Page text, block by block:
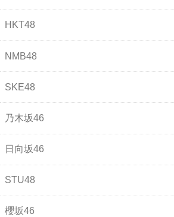
HKT48
NMB48
SKE48
乃木坂46
日向坂46
STU48
櫻坂46